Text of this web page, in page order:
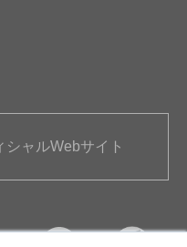
シャルWebサイト